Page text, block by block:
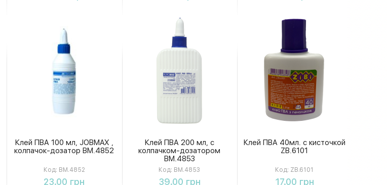
Клей ПВА 100 мл, JOBMAX ,
колпачок-дозатор BM.4852
Код: BM.4852
23.00 грн
Купить
Клей ПВА 200 мл, с
колпачком-дозатором
BM.4853
Код: BM.4853
39.00 грн
Купить
Клей ПВА 40мл. с кисточкой
ZB.6101
Код: ZB.6101
17.00 грн
Купить